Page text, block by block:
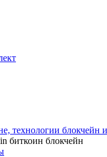
технологии блокчейн